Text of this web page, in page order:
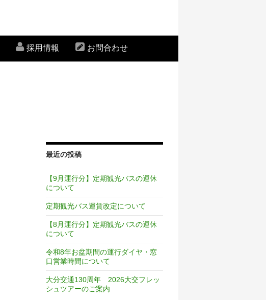
採用情報 お問合わせ
最近の投稿
【9月運行分】定期観光バスの運休
について
定期観光バス運賃改定について
【8月運行分】定期観光バスの運休
について
令和8年お盆期間の運行ダイヤ・窓
口営業時間について
大分交通130周年 2026大交フレッ
シュツアーのご案内